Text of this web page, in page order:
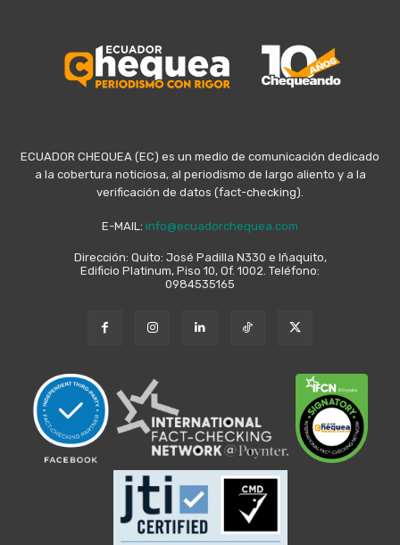
ECUADOR CHEQUEA (EC) es un medio de comunicación dedicado
a la cobertura noticiosa, al periodismo de largo aliento y a la
verificación de datos (fact-checking).
E-MAIL: info@ecuadorchequea.com
Dirección: Quito: José Padilla N330 e Iñaquito,
Edificio Platinum, Piso 10, Of. 1002. Teléfono:
0984535165